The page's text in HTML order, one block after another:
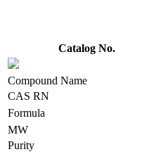
Catalog No.
Compound Name
CAS RN
Formula
MW
Purity